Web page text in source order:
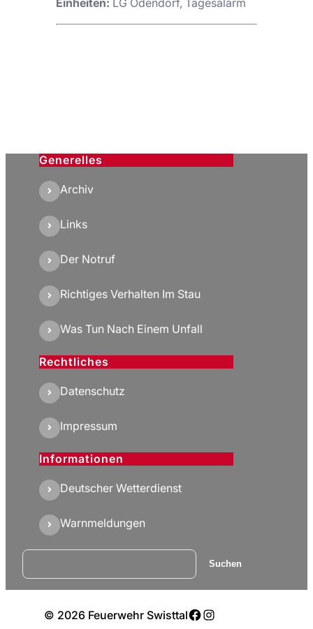
Generelles
Archiv
Links
Der Notruf
Richtiges Verhalten Im Stau
Was Tun Nach Einem Unfall
Rechtliches
Datenschutz
Impressum
Informationen
Deutscher Wetterdienst
Warnmeldungen
Suchen Suchen
© 2026 Feuerwehr SwisttalFacebook
Instagram